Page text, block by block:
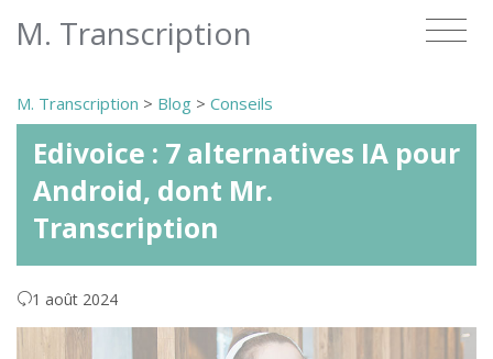
M. Transcription
M. Transcription > Blog > Conseils
Edivoice : 7 alternatives IA pour
Android, dont Mr.
Transcription
1 août 2024